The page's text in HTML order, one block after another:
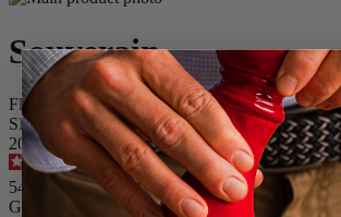
Souverain
Flügelkorkenzieher 20 cm
SKU
200602
3.9/5-10 Bewertungen
54,90 €
Größe